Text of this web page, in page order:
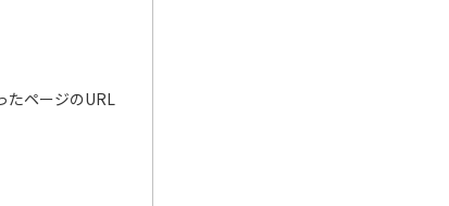
たページのURL